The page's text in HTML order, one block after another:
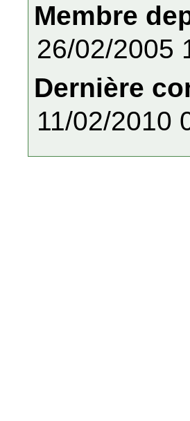
Membre
26/02/2005
Dernière
11/02/2010